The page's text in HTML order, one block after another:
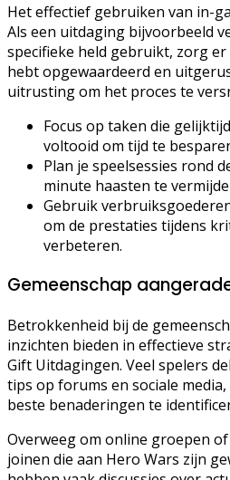
Het effectief gebruiken van in-
Als een uitdaging bijvoorbeeld
specifieke held gebruikt, zorg
hebt opgewaardeerd en
uitrusting om het proces te
Focus op taken die
voltooid om tijd te
Plan je speelsessies rond
minute haasten te
Gebruik
om de prestaties tijdens
verbeteren.
Gemeenschap
Betrokkenheid bij de
inzichten bieden in effectieve
Gift Uitdagingen. Veel spelers
tips op forums en sociale
beste benaderingen te
Overweeg om online groepen
joinen die aan Hero Wars zijn